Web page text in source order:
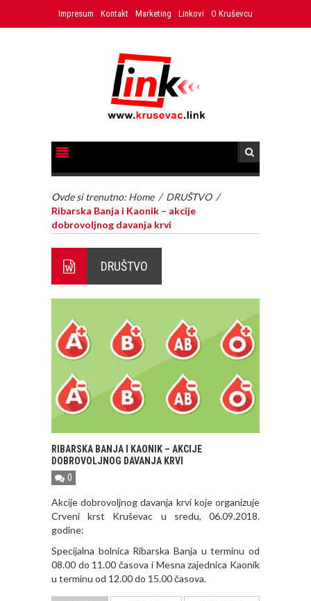
Impresum Kontakt Marketing Linkovi O Kruševcu
Ovde si trenutno: Home / DRUŠTVO /
Ribarska Banja i Kaonik – akcije
dobrovoljnog davanja krvi
DRUŠTVO
RIBARSKA BANJA I KAONIK – AKCIJE
DOBROVOLJNOG DAVANJA KRVI
0
Akcije dobrovoljnog davanja krvi koje organizuje
Crveni krst Kruševac u sredu, 06.09.2018.
godine:
Specijalna bolnica Ribarska Banja u terminu od
08.00 do 11.00 časova i Mesna zajednica Kaonik
u terminu od 12.00 do 15.00 časova.